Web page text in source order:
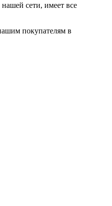
сети, имеет все
покупателям в